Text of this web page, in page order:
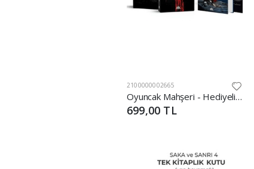
2100000002665
Oyuncak Mahşeri - Hediyeli Kutu
699,00 TL